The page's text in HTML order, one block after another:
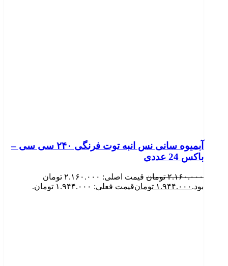
آبمیوه سانی نس انبه توت فرنگی ۲۴۰ سی سی –
باکس 24 عددی
۲.۱۶۰.۰۰۰ تومان
قیمت اصلی: ۲.۱۶۰.۰۰۰ تومان
بود. ۱.۹۴۴.۰۰۰ تومانقیمت فعلی: ۱.۹۴۴.۰۰۰ تومان.